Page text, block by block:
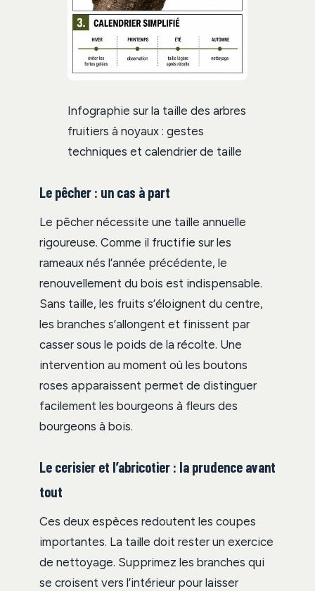
Infographie sur la taille des arbres
fruitiers à noyaux : gestes
techniques et calendrier de taille
Le pêcher : un cas à part
Le pêcher nécessite une taille annuelle
rigoureuse. Comme il fructifie sur les
rameaux nés l’année précédente, le
renouvellement du bois est indispensable.
Sans taille, les fruits s’éloignent du centre,
les branches s’allongent et finissent par
casser sous le poids de la récolte. Une
intervention au moment où les boutons
roses apparaissent permet de distinguer
facilement les bourgeons à fleurs des
bourgeons à bois.
Le cerisier et l’abricotier : la prudence avant
tout
Ces deux espèces redoutent les coupes
importantes. La taille doit rester un exercice
de nettoyage. Supprimez les branches qui
se croisent vers l’intérieur pour laisser